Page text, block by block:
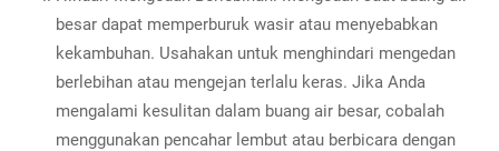
besar dapat memperburuk wasir atau menyebabkan
kekambuhan. Usahakan untuk menghindari mengedan
berlebihan atau mengejan terlalu keras. Jika Anda
mengalami kesulitan dalam buang air besar, cobalah
menggunakan pencahar lembut atau berbicara dengan